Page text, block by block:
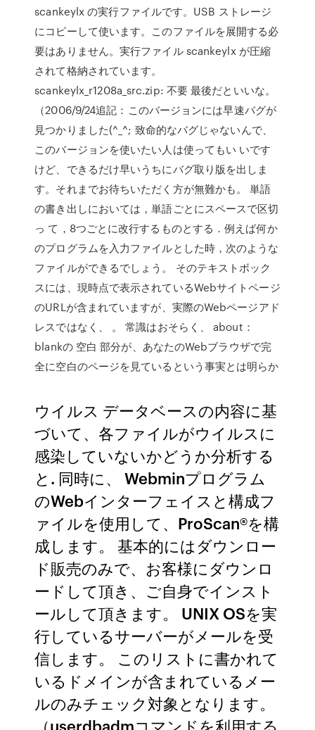
scankeylx の実行ファイルです。USB ストレージ
にコピーして使います。このファイルを展開する必
要はありません。実行ファイル scankeylx が圧縮
されて格納されています。
scankeylx_r1208a_src.zip: 不要 最後だといいな。
（2006/9/24追記：このバージョンには早速バグが
見つかりました(^_^; 致命的なバグじゃないんで、
このバージョンを使いたい人は使ってもい いです
けど、できるだけ早いうちにバグ取り版を出しま
す。それまでお待ちいただく方が無難かも。 単語
の書き出しにおいては，単語ごとにスペースで区切
っ て，8つごとに改行するものとする．例えば何か
のプログラムを入力ファイルとした時，次のような
ファイルができるでしょう。 そのテキストボック
スには、現時点で表示されているWebサイトページ
のURLが含まれていますが、実際のWebページアド
レスではなく、 。 常識はおそらく、 about：
blankの 空白 部分が、あなたのWebブラウザで完
全に空白のページを見ているという事実とは明らか
ウイルス データベースの内容に基
づいて、各ファイルがウイルスに
感染していないかどうか分析する
と. 同時に、 Webminプログラム
のWebインターフェイスと構成フ
ァイルを使用して、ProScan®を構
成します。 基本的にはダウンロー
ド販売のみで、お客様にダウンロ
ードして頂き、ご自身でインスト
ールして頂きます。 UNIX OSを実
行しているサーバーがメールを受
信します。 このリストに書かれて
いるドメインが含まれているメー
ルのみチェック対象となります。
（userdbadmコマンドを利用する